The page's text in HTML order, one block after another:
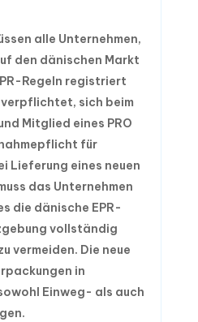
alle Unternehmen,
den dänischen Markt
Regeln registriert
sich beim
Mitglied eines PRO
für
Lieferung eines neuen
das Unternehmen
die dänische EPR-
vollständig
vermeiden. Die neue
in
Einweg- als auch